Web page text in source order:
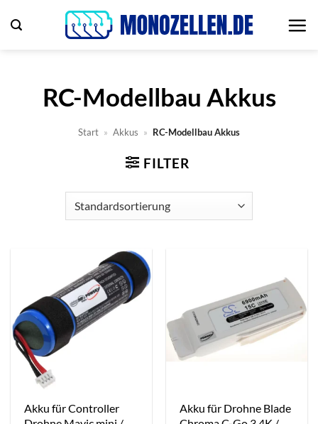
Inhalt
RC-Modellbau Akkus
Start » Akkus » RC-Modellbau Akkus
FILTER
Akku für Controller
Akku für Drohne Blade